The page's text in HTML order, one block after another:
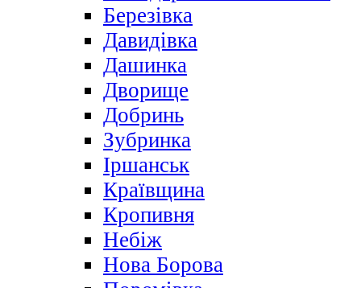
Березівка
Давидівка
Дашинка
Дворище
Добринь
Зубринка
Іршанськ
Краївщина
Кропивня
Небіж
Нова Борова